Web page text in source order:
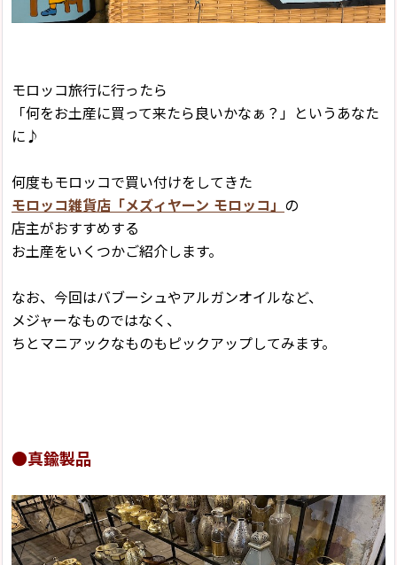
モロッコ旅行に行ったら
「何をお土産に買って来たら良いかなぁ？」というあなた
に♪
何度もモロッコで買い付けをしてきた
モロッコ雑貨店「メズィヤーン モロッコ」 の
店主がおすすめする
お土産をいくつかご紹介します。
なお、今回はバブーシュやアルガンオイルなど、
メジャーなものではなく、
ちとマニアックなものもピックアップしてみます。
●真鍮製品